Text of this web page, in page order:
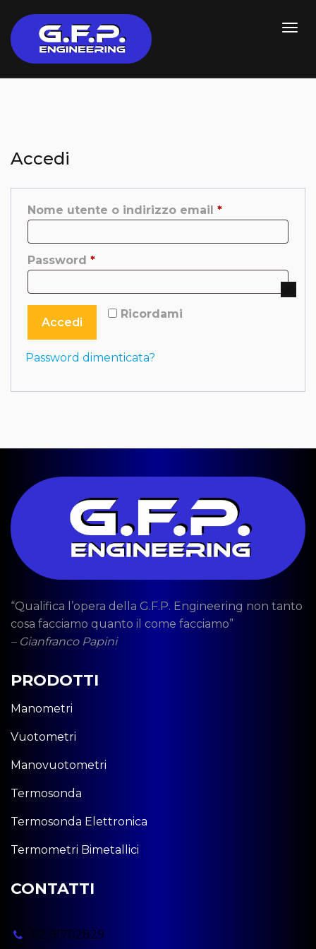
Accedi
Nome utente o indirizzo email *Richiesto
Password *Richiesto
Ricordami
Accedi
Password dimenticata?
“Qualifica l’opera della G.F.P. Engineering non tanto
cosa facciamo quanto il come facciamo”
– Gianfranco Papini
PRODOTTI
Manometri
Vuotometri
Manovuotometri
Termosonda
Termosonda Elettronica
Termometri Bimetallici
CONTATTI
02 91702829